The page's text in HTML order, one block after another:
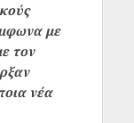
με
τον
νέα